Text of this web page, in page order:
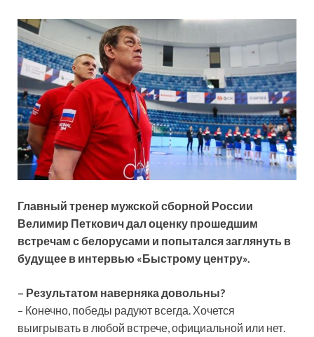
Главный тренер мужской сборной России
Велимир Петкович дал оценку прошедшим
встречам с белорусами и попытался заглянуть в
будущее в интервью «Быстрому центру».
– Результатом наверняка довольны?
– Конечно, победы радуют всегда. Хочется
выигрывать в любой встрече, официальной или нет.